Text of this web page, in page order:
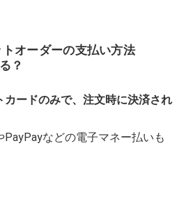
オーダーの支払い方法
？
ードのみで、注文時に決済され
などの電子マネー払いも